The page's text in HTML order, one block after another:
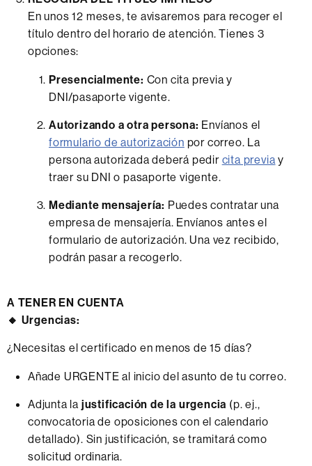
En unos 12 meses, te avisaremos para recoger el
título dentro del horario de atención. Tienes 3
opciones:
Presencialmente: Con cita previa y
DNI/pasaporte vigente.
Autorizando a otra persona: Envíanos el
formulario de autorización por correo. La
persona autorizada deberá pedir cita previa y
traer su DNI o pasaporte vigente.
Mediante mensajería: Puedes contratar una
empresa de mensajería. Envíanos antes el
formulario de autorización. Una vez recibido,
podrán pasar a recogerlo.
A TENER EN CUENTA
🔸 Urgencias:
¿Necesitas el certificado en menos de 15 días?
Añade URGENTE al inicio del asunto de tu correo.
Adjunta la justificación de la urgencia (p. ej.,
convocatoria de oposiciones con el calendario
detallado). Sin justificación, se tramitará como
solicitud ordinaria.